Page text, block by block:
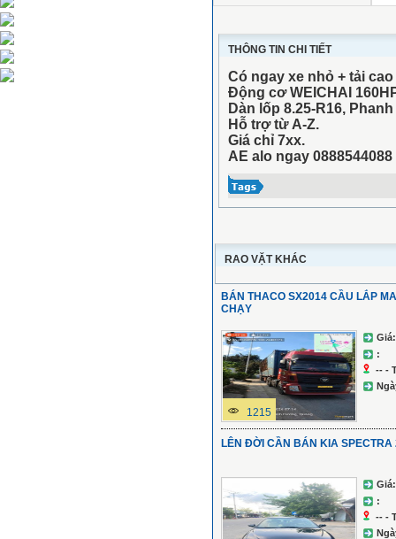
THÔNG TIN CHI TIẾT
Có ngay xe nhỏ + tải
Động cơ WEICHAI
Dàn lốp 8.25-R16,
Hỗ trợ từ A-Z.
Giá chỉ 7xx.
AE alo ngay
RAO VẶT KHÁC
BÁN THACO SX2014 CẦU LẮP
CHẠY
1215
Giá:
:
-- -
LÊN ĐỜI CẦN BÁN KIA SPECTRA
Giá:
:
-- -